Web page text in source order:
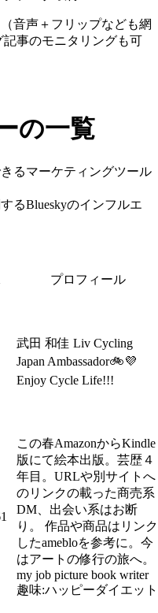
音声＋フリップなども網
事のモニタリングも可
の一覧
るマーケティングツール
るBlueskyのインフルエ
プロフィール
武田 和佳 Liv Cycling
Japan Ambassador🚲💜
Enjoy Cycle Life!!!
この春AmazonからKindle
版にて絵本出版。芸歴４
年目。URLや別サイトへ
のリンクの載った商売系
DM、出会い系はお断
り。 作品や商品はリンク
したamebloを参考に。今
はアートの修行の旅へ。
my job picture book writer
趣味:ハッピーダイエット